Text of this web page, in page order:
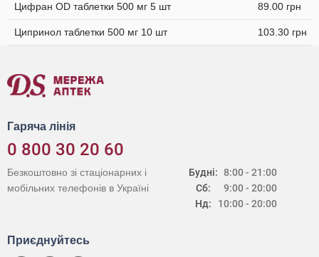
Цифран OD таблетки 500 мг 5 шт 89.00 грн
Ципринол таблетки 500 мг 10 шт 103.30 грн
Гаряча лінія
0 800 30 20 60
Будні:
Сб:
Нд:
8:00 - 21:00
9:00 - 20:00
10:00 - 20:00
Безкоштовно зі стаціонарних і
мобільних телефонів в Україні
Приєднуйтесь